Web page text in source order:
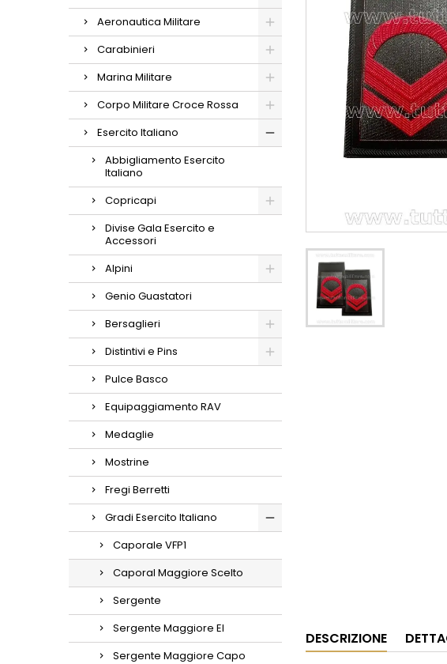
Aeronautica Militare
Carabinieri
Marina Militare
Corpo Militare Croce Rossa
Esercito Italiano
Abbigliamento Esercito
Italiano
Copricapi
Divise Gala Esercito e
Accessori
Alpini
Genio Guastatori
Bersaglieri
Distintivi e Pins
Pulce Basco
Equipaggiamento RAV
Medaglie
Mostrine
Fregi Berretti
Gradi Esercito Italiano
Caporale VFP1
Caporal Maggiore Scelto
Sergente
Sergente Maggiore EI
Sergente Maggiore Capo
DESCRIZIONE